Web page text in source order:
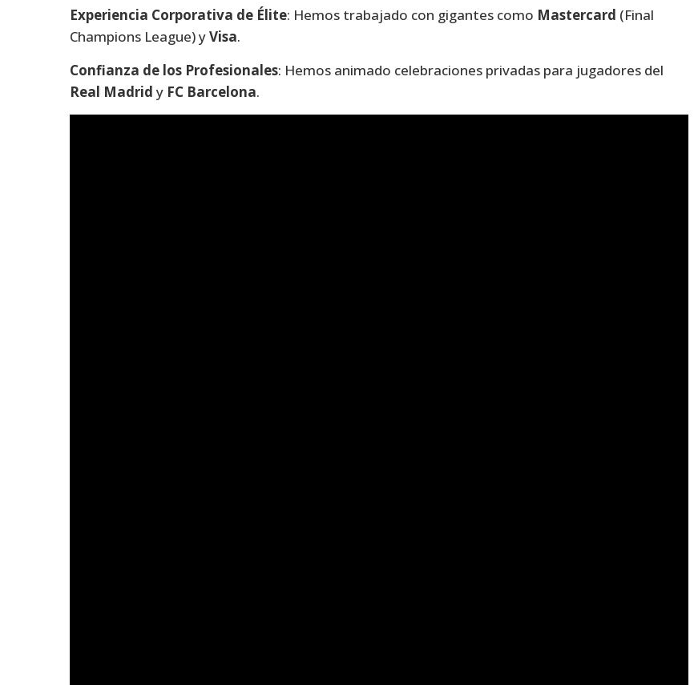
Experiencia Corporativa de Élite: Hemos trabajado con gigantes como Mastercard (Final
Champions League) yVisa.
Confianza de los Profesionales: Hemos animado celebraciones privadas para jugadores del
Real Madrid y FC Barcelona.